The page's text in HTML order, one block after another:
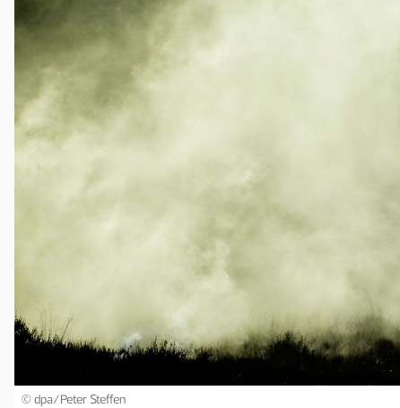
© dpa/Peter Steffen